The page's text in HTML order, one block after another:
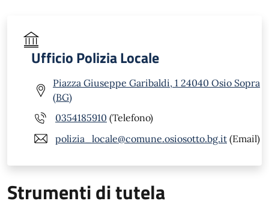
Ufficio Polizia Locale
Piazza Giuseppe Garibaldi, 1 24040 Osio Sopra
(BG)
0354185910 (Telefono)
polizia_locale@comune.osiosotto.bg.it (Email)
Strumenti di tutela